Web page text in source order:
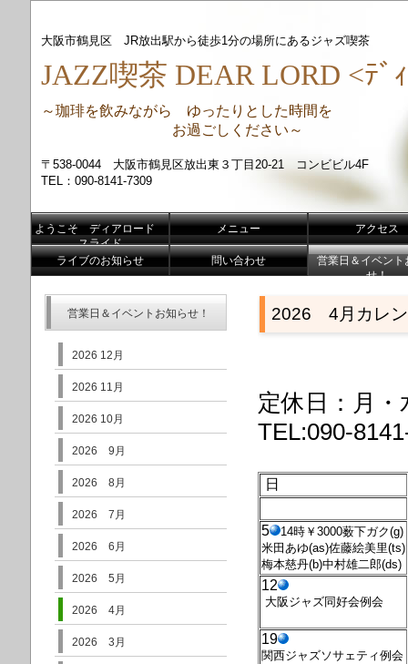
大阪市鶴見区 JR放出駅から徒歩1分の場所にあるジャズ喫茶
JAZZ喫茶 DEAR LORD <ﾃﾞ
～珈琲を飲みながら ゆったりとした時間を
お過ごしください～
〒538-0044 大阪市鶴見区放出東３丁目20-21 コンビビル4F
TEL：090-8141-7309
ようこそ ディアロード
スライド
メニュー アクセス
ライブのお知らせ 問い合わせ
営業日＆イベント
せ！
2026 4月カレ
定休日：月
TEL:090-
日
5
14時￥3000薮下ガク(g)
米田あゆ(as)佐藤絵美里(ts)
梅本慈丹(b)中村雄二郎(ds)
12
大阪ジャズ同好会例 会
19
関西ジャズソサェティ例会
営業日＆イベントお知らせ！
2026 12月
2026 11月
2026 10月
2026 9月
2026 8月
2026 7月
2026 6月
2026 5月
2026 4月
2026 3月